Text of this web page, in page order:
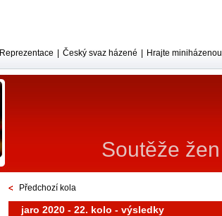
Soutěže žen
Reprezentace Český svaz házené Hrajte miniházenou
Předchozí kola
jaro 2020 - 22. kolo - výsledky